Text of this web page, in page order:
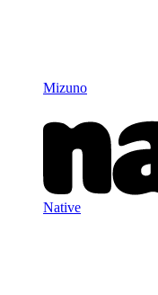
Mizuno
Native